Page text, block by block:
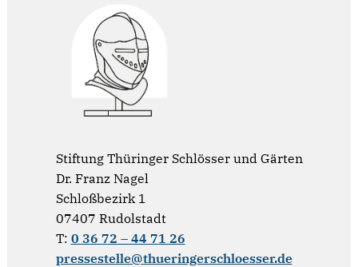
Stiftung Thüringer Schlösser und Gärten
Dr. Franz Nagel
Schloßbezirk 1
07407 Rudolstadt
T: 0 36 72 – 44 71 26
pressestelle@thueringerschloesser.de